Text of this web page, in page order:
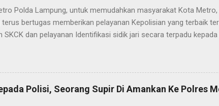
Polda Lampung, untuk memudahkan masyarakat Kota
bertugas memberikan pelayanan Kepolisian yang terbaik
SKCK dan pelayanan Identifikasi sidik jari secara terpadu
telah berusaha memberikan pelayanan terbaik kepada
Nugroho S.IK, M.IK mengatakan “SPKT Polres Metro akan
yang terbaik kepada masyarakat yang membutuhkan pelayanan
lainnya.” “SPKT adalah pusat jaringan dari sistem
Polisi, Seorang Supir Di Amankan Ke Polres